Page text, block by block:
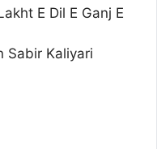
E Dil E Ganj E
Sabir Kaliyari